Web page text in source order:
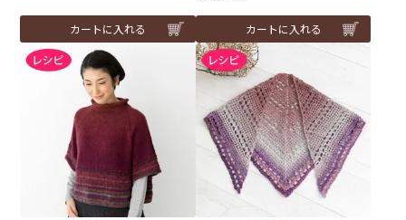
カートに入れる カートに入れる